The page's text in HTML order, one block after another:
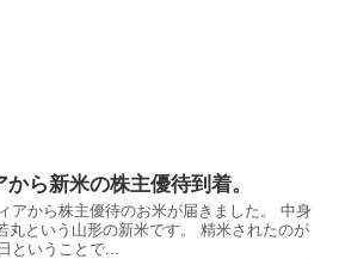
から新米の株主優待到着。
アから株主優待のお米が届きました。 中身
丸という山形の新米です。 精米されたのが
ということで...